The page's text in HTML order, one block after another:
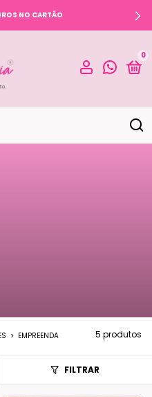
NO CARTÃO
0
> EMPREENDA 5 produtos
FILTRAR